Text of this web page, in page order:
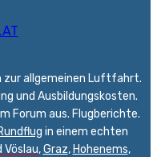
allgemeinen Luftfahrt.
und Ausbildungskosten.
Forum aus. Flugberichte.
in einem echten
Vöslau,Graz, Hohenems,